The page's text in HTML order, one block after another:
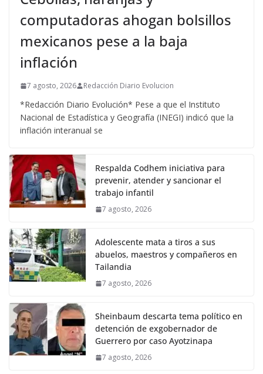
computadoras ahogan bolsillos
mexicanos pese a la baja
inflación
7 agosto, 2026 Redacción Diario Evolucion
*Redacción Diario Evolución* Pese a que el Instituto
Nacional de Estadística y Geografía (INEGI) indicó que la
inflación interanual se
Respalda Codhem iniciativa para
prevenir, atender y sancionar el
trabajo infantil
7 agosto, 2026
Adolescente mata a tiros a sus
abuelos, maestros y compañeros en
Tailandia
7 agosto, 2026
Sheinbaum descarta tema político en
detención de exgobernador de
Guerrero por caso Ayotzinapa
7 agosto, 2026